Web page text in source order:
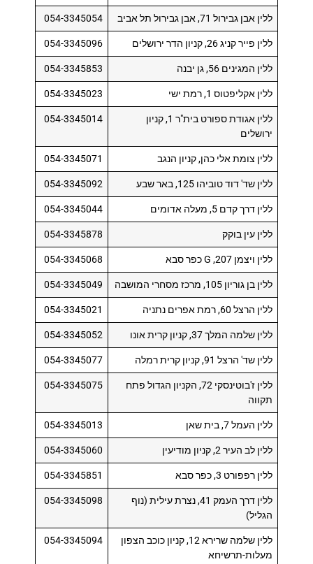
ללין אבן גבירול 71, אבן גבירול תל אביב 054-3345054
ללין פייר קניג 26, קניון הדר ירושלים 054-3345096
ללין המגינים 56, גן יבנה 054-3345853
ללין אקליפטוס 1, רמת ישי 054-3345023
ללין אגודת ספורט בית"ר 1, קניון
ירושלים
054-3345014
ללין צומת אלי כהן, קניון הנגב 054-3345071
ללין שד' דוד טוביהו 125, באר שבע 054-3345092
ללין דרך קדם 5, מעלה אדומים 054-3345044
ללין עין בוקק 054-3345878
ללין ויצמן 207, G כפר סבא 054-3345068
ללין בן גוריון 105, מרכז מסחרי המושבה 054-3345049
ללין הרצל 60, רמת אפרים נתניה 054-3345021
ללין שלמה המלך 37, קניון קרית אונו 054-3345052
ללין שד' הרצל 91, קניון קרית רמלה 054-3345077
ללין ז'בוטינסקי 72, הקניון הגדול פתח
תקווה
054-3345075
ללין העמל 7, בית שאן 054-3345013
ללין לב העיר 2, קניון מודיעין 054-3345060
ללין רפפורט 3, כפר סבא 054-3345851
ללין דרך העמק 41, נצרת עילית (נוף
הגליל)
054-3345098
ללין שלמה שרירא 12, קניון כוכב הצפון
מעלות-תרשיחא
054-3345094